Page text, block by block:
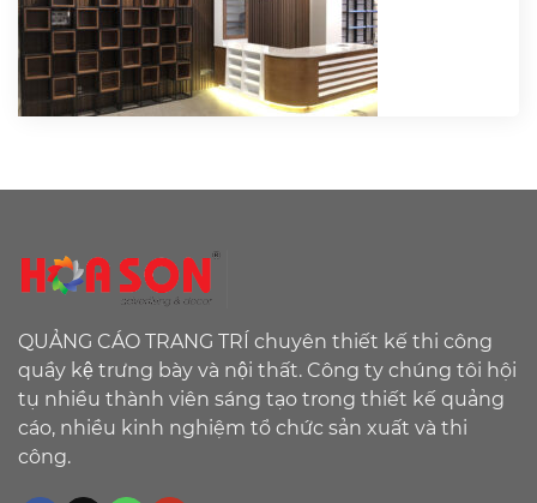
QUẢNG CÁO TRANG TRÍ chuyên thiết kế thi công
quầy kệ trưng bày và nội thất. Công ty chúng tôi hội
tụ nhiều thành viên sáng tạo trong thiết kế quảng
cáo, nhiều kinh nghiệm tổ chức sản xuất và thi
công.